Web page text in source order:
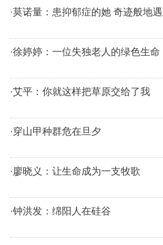
·莫诺量：患抑郁症的她 奇迹般地
·徐婷婷：一位失独老人的绿色生命
·艾平：你就这样把草原交给了我
·穿山甲种群危在旦夕
·廖晓义：让生命成为一支牧歌
·钟洪发：绵阳人在硅谷